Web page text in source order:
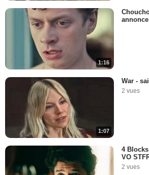
1:16
1:07
War -
2 vues
4
VO
2 vues